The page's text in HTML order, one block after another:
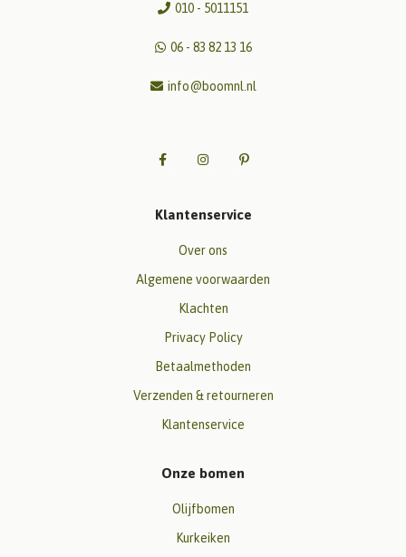
010 - 5011151
06 - 83 82 13 16
info@boomnl.nl
Klantenservice
Over ons
Algemene voorwaarden
Klachten
Privacy Policy
Betaalmethoden
Verzenden & retourneren
Klantenservice
Onze bomen
Olijfbomen
Kurkeiken